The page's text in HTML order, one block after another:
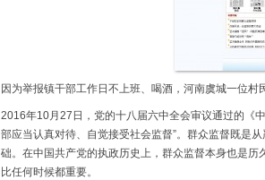
因为举报镇干部工作日不上班、喝酒，河南虞城一位
2016年10月27日，党的十八届六中全会审议通过的《
部应当认真对待、自觉接受社会监督”。群众监督既是
础。在中国共产党的执政历史上，群众监督本身也是历
比任何时候都重要。